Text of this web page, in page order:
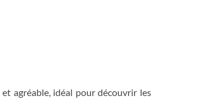
agréable, idéal pour découvrir les